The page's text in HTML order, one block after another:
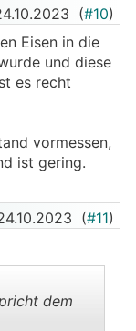
(#10)
Eisen in die
und diese
es recht
vormessen,
ist gering.
(#11)
dem